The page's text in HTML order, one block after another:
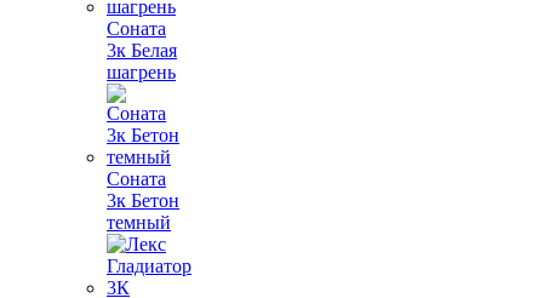
Соната
3к Белая
шагрень
Соната
3к Бетон
темный